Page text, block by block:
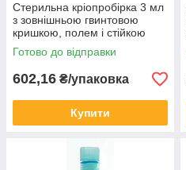
Стерильна кріопробірка 3 мл
з зовнішньою гвинтовою
кришкою, полем і стійкою
базою (50 шт / уп)
Готово до відправки
602,16 ₴/упаковка
Купити